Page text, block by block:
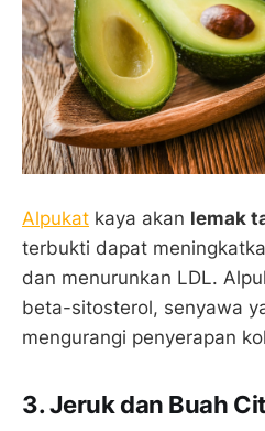
Alpukat kaya akan lemak
terbukti dapat
dan menurunkan LDL.
beta-sitosterol, senyawa
mengurangi penyerapan
3. Jeruk dan Buah